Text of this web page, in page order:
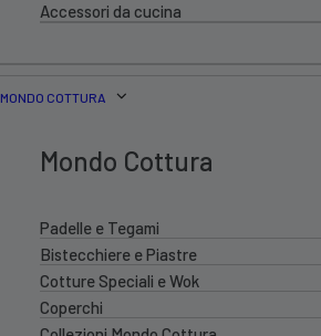
Accessori da cucina
MONDO COTTURA
Mondo Cottura
Padelle e Tegami
Bistecchiere e Piastre
Cotture Speciali e Wok
Coperchi